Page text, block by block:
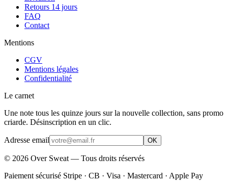
Retours 14 jours
FAQ
Contact
Mentions
CGV
Mentions légales
Confidentialité
Le carnet
Une note tous les quinze jours sur la nouvelle collection, sans promo
criarde. Désinscription en un clic.
Adresse email OK
© 2026 Over Sweat — Tous droits réservés
Paiement sécurisé Stripe · CB · Visa · Mastercard · Apple Pay